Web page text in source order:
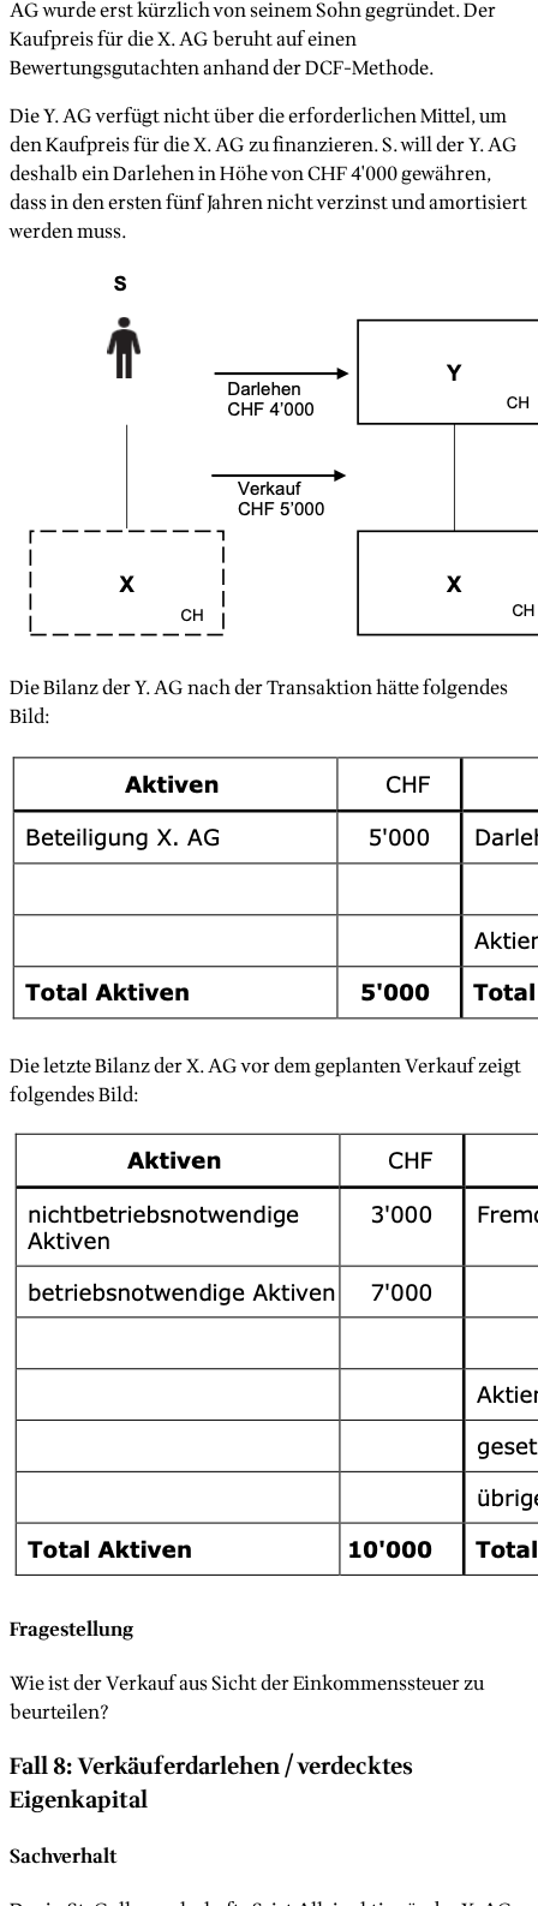
AG wurde erst kürzlich von seinem Sohn gegründet. Der
Kaufpreis für die X. AG beruht auf einen
Bewertungsgutachten anhand der DCF-Methode.
Die Y. AG verfügt nicht über die erforderlichen Mittel, um
den Kaufpreis für die X. AG zu finanzieren. S. will der Y. AG
deshalb ein Darlehen in Höhe von CHF 4'000 gewähren,
dass in den ersten fünf Jahren nicht verzinst und amortisiert
werden muss.
Die Bilanz der Y. AG nach der Transaktion hätte folgendes
Bild:
Die letzte Bilanz der X. AG vor dem geplanten Verkauf zeigt
folgendes Bild:
Fragestellung
Wie ist der Verkauf aus Sicht der Einkommenssteuer zu
beurteilen?
Fall 8: Verkäuferdarlehen / verdecktes
Eigenkapital
Sachverhalt